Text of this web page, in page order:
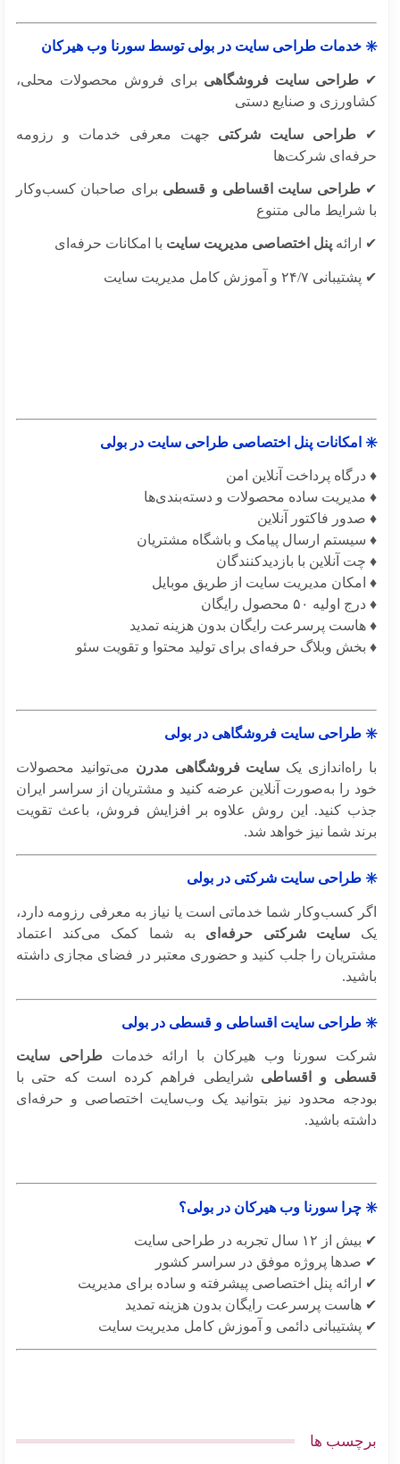
طراحی سایت در بولی توسط سورنا وب هیرکان
طراحی سایت فروشگاهیبرای فروش محصولات محلی،
و صنایع دستی
طراحی سایت شرکتیجهت معرفی خدمات و رزومه
شرکت‌ها
طراحی سایت اقساطی و قسطیبرای صاحبان کسب‌وکار
شرایط مالی متنوع
پنل اختصاصی مدیریت سایت با امکانات حرفه‌ای
۲۴/۷ و آموزش کامل مدیریت سایت
پنل اختصاصی طراحی سایت در بولی
پرداخت آنلاین امن
ساده محصولات و دسته‌بندی‌ها
فاکتور آنلاین
ارسال پیامک و باشگاه مشتریان
آنلاین با بازدیدکنندگان
مدیریت سایت از طریق موبایل
۵۰ محصول رایگان
پرسرعت رایگان بدون هزینه تمدید
وبلاگ حرفه‌ای برای تولید محتوا و تقویت سئو
سایت فروشگاهی در بولی
راه‌اندازی یکسایت فروشگاهی مدرن می‌توانید محصولات
را به‌صورت آنلاین عرضه کنید و مشتریان از سراسر ایران
کنید. این روش علاوه بر افزایش فروش، باعث تقویت
شما نیز خواهد شد.
سایت شرکتی در بولی
کسب‌وکار شما خدماتی است یا نیاز به معرفی رزومه دارد،
سایت شرکتی حرفه‌ایبه شما کمک می‌کند اعتماد
را جلب کنید و حضوری معتبر در فضای مجازی داشته
سایت اقساطی و قسطی در بولی
سورنا وب هیرکان با ارائه خدماتطراحی سایت
و اقساطیشرایطی فراهم کرده است که حتی با
محدود نیز بتوانید یک وب‌سایت اختصاصی و حرفه‌ای
باشید.
سورنا وب هیرکان در بولی؟
سال تجربه در طراحی سایت
پروژه موفق در سراسر کشور
پنل اختصاصی پیشرفته و ساده برای مدیریت
پرسرعت رایگان بدون هزینه تمدید
دائمی و آموزش کامل مدیریت سایت
ها